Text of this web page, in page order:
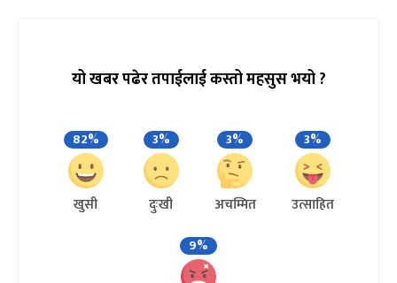
यो खबर पढेर तपाईलाई कस्तो महसुस भयो ?
82%
खुसी
3%
दुःखी
3%
अचम्मित
3%
उत्साहित
9%